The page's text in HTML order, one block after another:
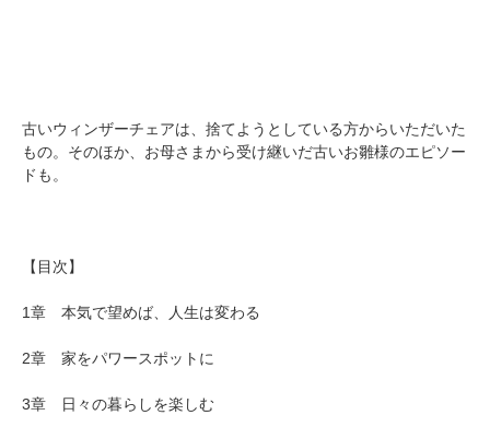
古いウィンザーチェアは、捨てようとしている方からいただいた
もの。そのほか、お母さまから受け継いだ古いお雛様のエピソー
ドも。
【目次】
1章 本気で望めば、人生は変わる
2章 家をパワースポットに
3章 日々の暮らしを楽しむ